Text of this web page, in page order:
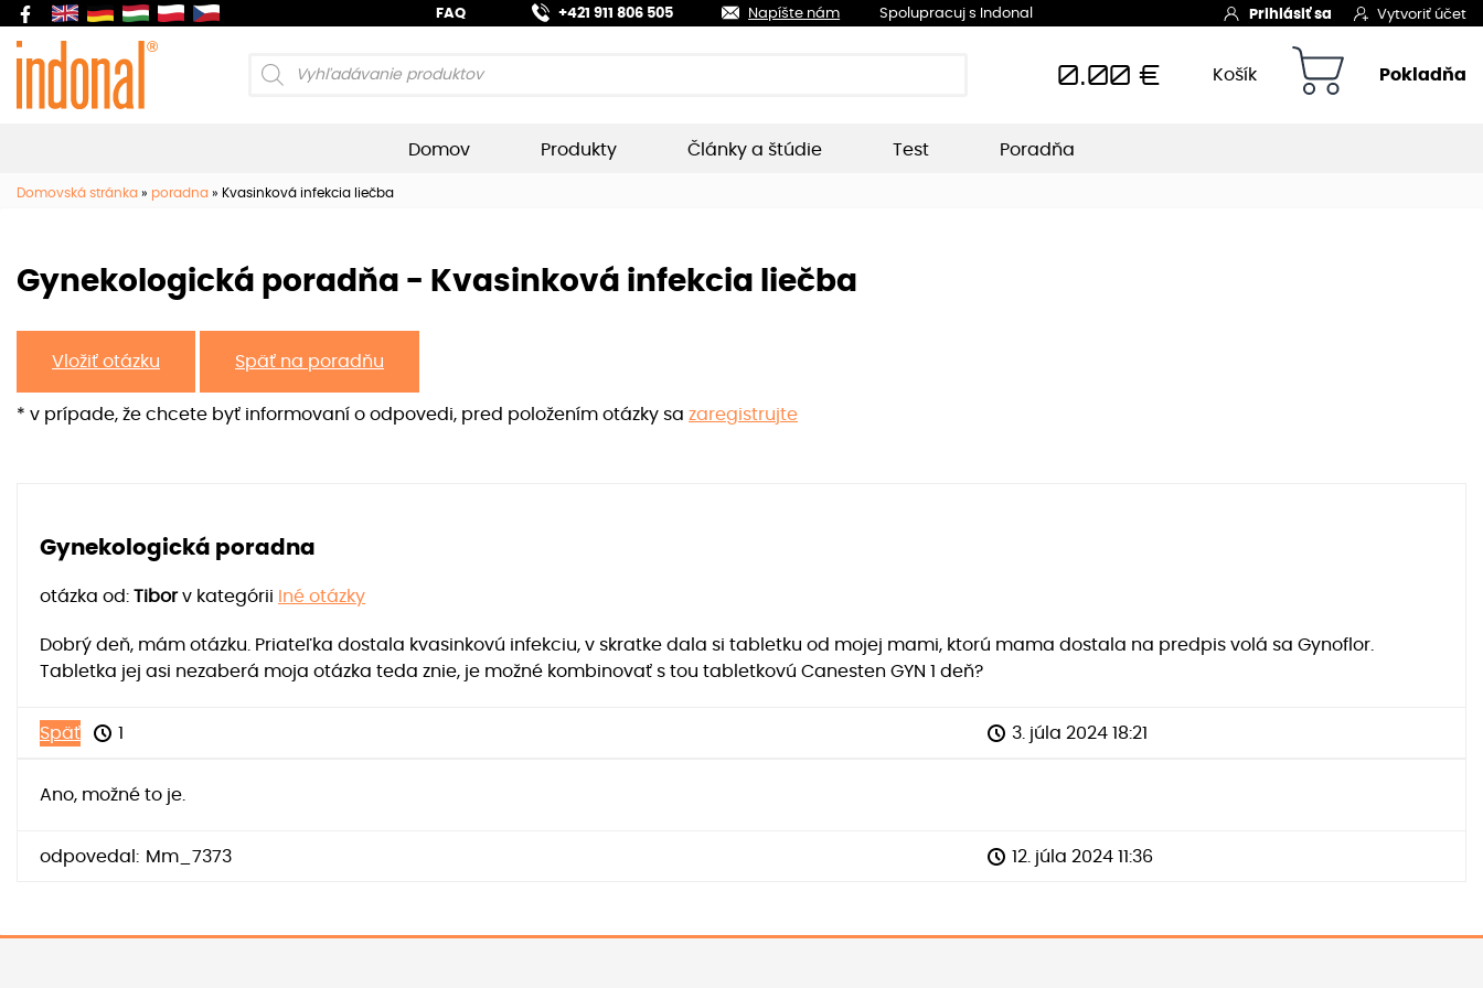
FAQ +421 911 806 505 Napíšte nám Spolupracuj s Indonal Prihlásiť sa Vytvoriť účet
Products
0.00€ Košík Pokladňa
Domov Produkty Články a štúdie Test Poradňa
Domovská stránka » poradna » Kvasinková infekcia liečba
Gynekologická poradňa - Kvasinková infekcia liečba
Vložiť otázku Späť na poradňu
* v prípade, že chcete byť informovaní o odpovedi, pred položením otázky sa zaregistrujte
Gynekologická poradna
otázka od: Tibor v kategórii Iné otázky
Dobrý deň, mám otázku. Priateľka dostala kvasinkovú infekciu, v skratke dala si tabletku od mojej mami, ktorú mama dostala na predpis volá sa Gynoflor.
Tabletka jej asi nezaberá moja otázka teda znie, je možné kombinovať s tou tabletkovú Canesten GYN 1 deň?
Späť 1 3. júla 2024 18:21
Ano, možné to je.
odpovedal: Mm_7373 12. júla 2024 11:36